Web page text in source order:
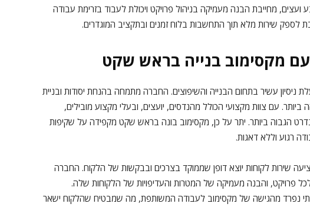
ועצים, מחייבת הבנה מעמיקה בניהול פרויקט ויכולת לעבוד בזרימת עבודה
לספק שירות מלא תוך התחשבות בלוח זמנים ובתקציב המוגדרים.
מקסימוב בנייה בראש שקט
עשיר בתחום הבנייה והשיפוצים. החברה מתמחה בהנחת יסודות ובניית
עם צוות מקצועי הכולל מהנדסים, יועצים, ובעלי מקצוע מובילים,
הגבוה ביותר. יתר על כן, מקסימוב בונה בראש שקט מקפידה על שקיפות
רגוע וללא דאגות.
שירות לקוחות יוצא דופן שממוקד בצרכים ובבקשות של הלקוח. החברה
פרויקט, והבנה מעמיקה של המטרות והעדיפויות של הלקוחות שלה.
נפרד מהגישה של מקסימוב לעבודה המשותפת, מה שמבטיח שהלקוח ישאר